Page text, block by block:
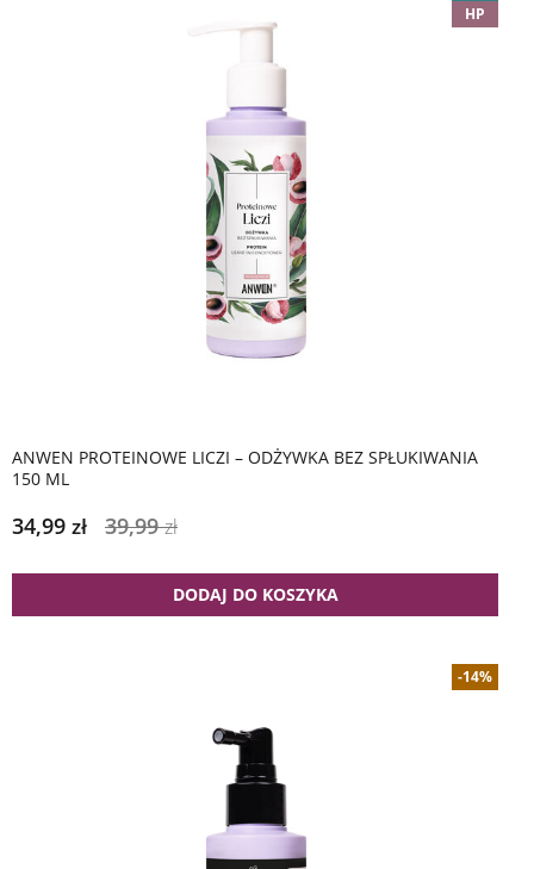
HP
ANWEN PROTEINOWE LICZI – ODŻYWKA BEZ SPŁUKIWANIA
150 ML
34,99 zł 39,99zł
DODAJ DO KOSZYKA
-14%